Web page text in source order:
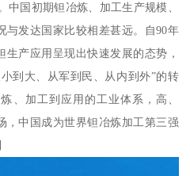
中国初期钽冶炼、加工生产规模、
与发达国家比较相差甚远。自90年
生产应用呈现出快速发展的态势，
到大、从军到民、从内到外”的转
、加工到应用的工业体系，高、
，中国成为世界钽冶炼加工第三强